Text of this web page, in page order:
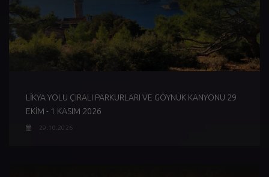
LİKYA YOLU ÇIRALI PARKURLARI VE GÖYNÜK KANYONU 29
EKİM - 1 KASIM 2026
29.10.2026